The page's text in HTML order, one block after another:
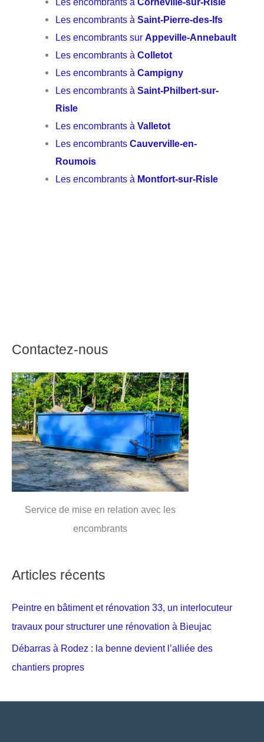
Les encombrants àSaint-Pierre-des-Ifs
Les encombrants surAppeville-Annebault
Les encombrants àColletot
Les encombrants àCampigny
Les encombrants àSaint-Philbert-sur-
Risle
Les encombrants àValletot
Les encombrantsCauverville-en-
Roumois
Les encombrants à Montfort-sur-Risle
Contactez-nous
Service de mise en relation avec les
encombrants
Articles récents
Peintre en bâtiment et rénovation 33, un interlocuteur
travaux pour structurer une rénovation à Bieujac
Débarras à Rodez : la benne devient l’alliée des
chantiers propres